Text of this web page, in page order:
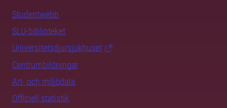
Studentwebb
SLU-biblioteket
Universitetsdjursjukhuset
Centrumbildningar
Art- och miljödata
Officiell statistik